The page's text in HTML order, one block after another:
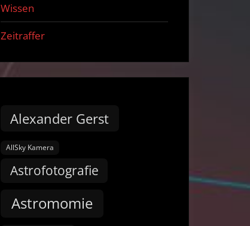
Wissen
Zeitraffer
Alexander Gerst
AllSky Kamera
Astrofotografie
Astromomie